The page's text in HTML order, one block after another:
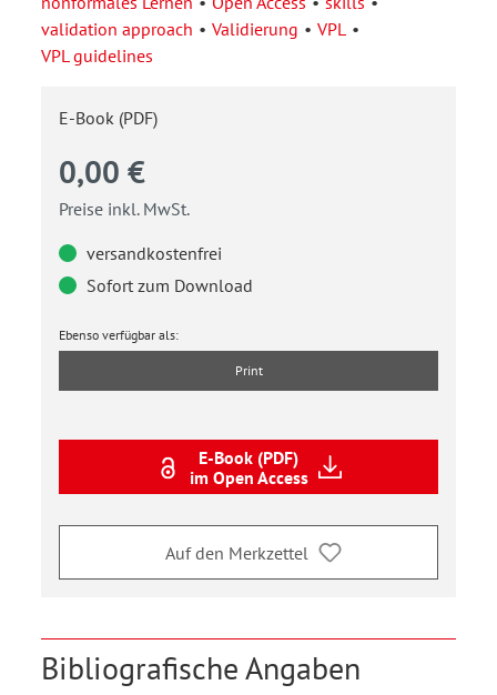
validation approach
Validierung
VPL
VPL guidelines
E-Book (PDF)
0,00 €
Preise inkl. MwSt.
versandkostenfrei
Sofort zum Download
Ebenso verfügbar als:
Print
E-Book (PDF)
im Open Access
Auf den Merkzettel
Bibliografische Angaben